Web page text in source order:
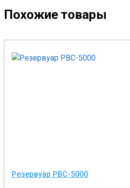
Похожие товары
Резервуар РВС-5000